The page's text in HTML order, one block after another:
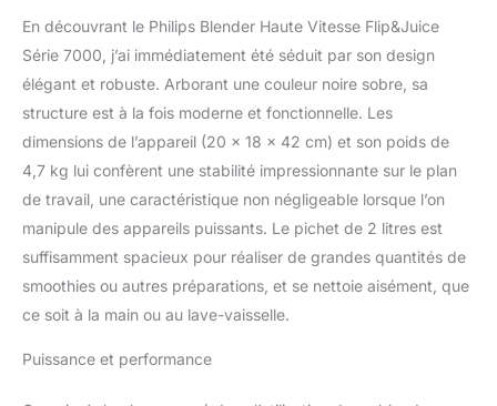
: un puissant moteur de
1500 W, une
combinaison de lames
tranchantes et dentelées
nervuré Sélection
instantanée : Ses
programmes de sélection
rapide (Quick Select)
vous permettent de
réaliser smoothies,
soupes, ou encore
beurres de noix ou glace
En découvrant le Philips Blender Haute Vitesse Flip&Juice
Série 7000, j’ai immédiatement été séduit par son design
élégant et robuste. Arborant une couleur noire sobre, sa
structure est à la fois moderne et fonctionnelle. Les
dimensions de l’appareil (20 x 18 x 42 cm) et son poids de
4,7 kg lui confèrent une stabilité impressionnante sur le plan
de travail, une caractéristique non négligeable lorsque l’on
manipule des appareils puissants. Le pichet de 2 litres est
suffisamment spacieux pour réaliser de grandes quantités de
smoothies ou autres préparations, et se nettoie aisément, que
ce soit à la main ou au lave-vaisselle.
Puissance et performance